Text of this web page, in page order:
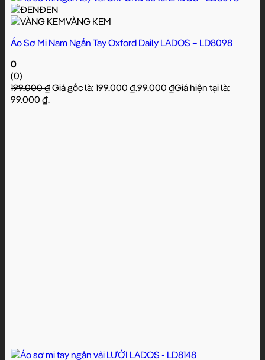
ĐEN
VÀNG KEM
Áo Sơ Mi Nam Ngắn Tay Oxford Daily LADOS – LD8098
0
(0)
199.000₫Giá gốc là: 199.000 ₫.99.000 ₫Giá hiện tại là:
99.000 ₫.